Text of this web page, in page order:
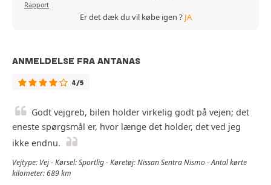
Rapport
Er det dæk du vil købe igen ? JA
ANMELDELSE FRA ANTANAS
4/5
Godt vejgreb, bilen holder virkelig godt på vejen; det
eneste spørgsmål er, hvor længe det holder, det ved jeg
ikke endnu.
Vejtype: Vej - Kørsel: Sportlig - Køretøj: Nissan Sentra Nismo - Antal kørte
kilometer: 689 km